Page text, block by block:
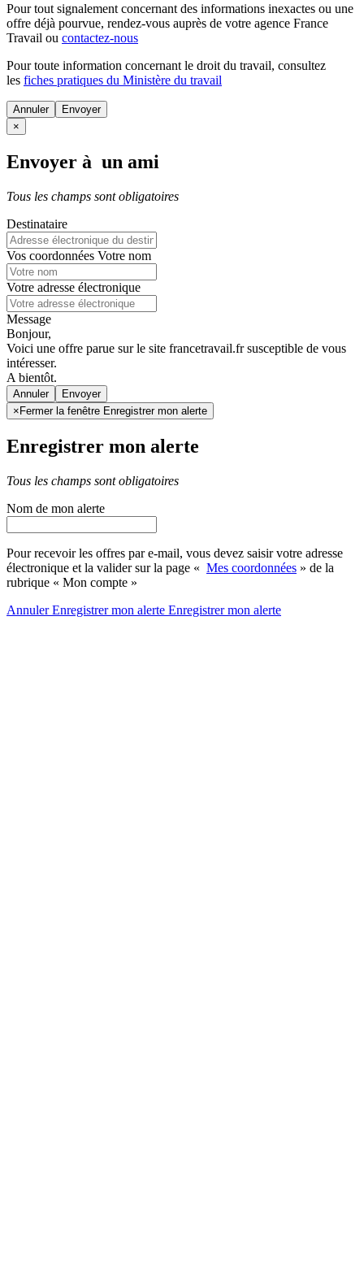
Pour tout signalement concernant des informations inexactes ou une
offre déjà pourvue, rendez-vous auprès de votre agence France
Travail ou contactez-nous
Pour toute information concernant le droit du travail, consultez
les fiches pratiques du Ministère du travail
Annuler
×
Envoyer à un ami
Tous les champs sont obligatoires
Destinataire
Vos coordonnées Votre nom
Votre adresse électronique
Message
Bonjour,
Voici une offre parue sur le site francetravail.fr susceptible de vous
intéresser.
A bientôt.
Annuler
× Fermer la fenêtre Enregistrer mon alerte
Enregistrer mon alerte
Tous les champs sont obligatoires
Nom de mon alerte
Pour recevoir les offres par e-mail, vous devez saisir votre adresse
électronique et la valider sur la page « Mes coordonnées » de la
rubrique « Mon compte »
AnnulerEnregistrer mon alerte Enregistrermon alerte